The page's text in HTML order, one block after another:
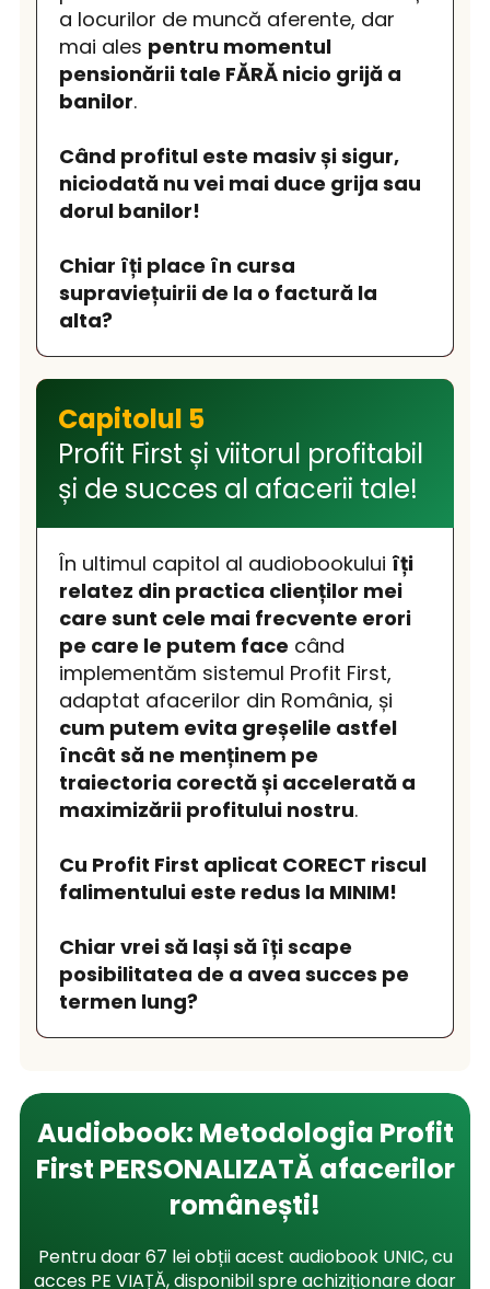
a locurilor de muncă aferente, dar
mai ales pentru momentul
pensionării tale FĂRĂ nicio grijă a
banilor.
Când profitul este masiv și sigur,
niciodată nu vei mai duce grija sau
dorul banilor!
Chiar îți place în cursa
supraviețuirii de la o factură la
alta?
Capitolul 5
Profit First și viitorul profitabil
și de succes al afacerii tale!
În ultimul capitol al audiobookului îți
relatez din practica clienților mei
care sunt cele mai frecvente erori
pe care le putem face când
implementăm sistemul Profit First,
adaptat afacerilor din România, și
cum putem evita greșelile astfel
încât să ne menținem pe
traiectoria corectă și accelerată a
maximizării profitului nostru.
Cu Profit First aplicat CORECT riscul
falimentului este redus la MINIM!
Chiar vrei să lași să îți scape
posibilitatea de a avea succes pe
termen lung?
Audiobook: Metodologia Profit
First PERSONALIZATĂ afacerilor
românești!
Pentru doar 67 lei obții acest audiobook UNIC, cu
acces PE VIAȚĂ, disponibil spre achiziționare doar